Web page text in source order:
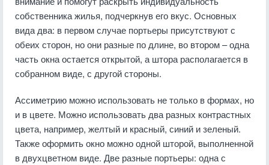
собственника жилья, подчеркнув его вкус. Основных
вида два: в первом случае портьеры присутствуют с
обеих сторон, но они разные по длине, во втором – одна
часть окна остается открытой, а штора располагается в
собранном виде, с другой стороны.
Ассиметрию можно использовать не только в формах, но
и в цвете. Можно использовать два разных контрастных
цвета, например, желтый и красный, синий и зеленый.
Также оформить окно можно одной шторой, выполненной
в двухцветном виде. Две разные портьеры: одна с